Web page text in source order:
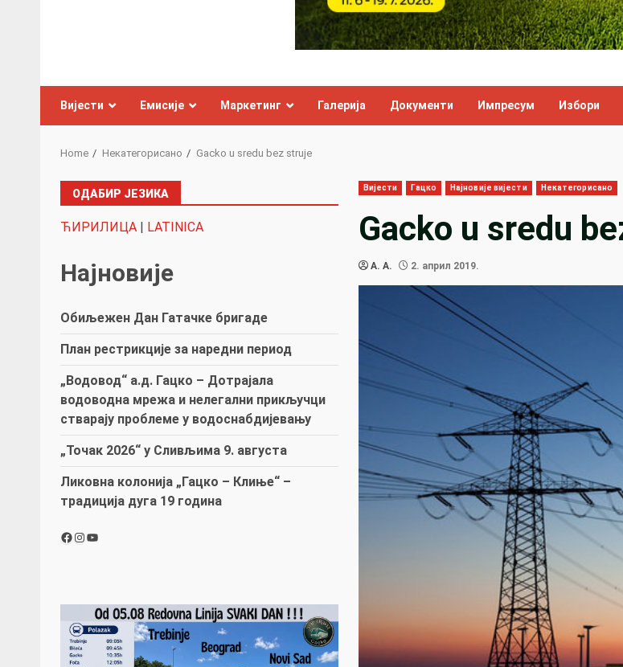
Вијести Емисије Маркетинг Галерија Документи Импресум Избори
Home Некатегорисано Gacko u sredu bez struje
Вијести Гацко Најновије вијести Некатегорисано
Gacko u sredu
A. A. 2. април 2019.
ОДАБИР ЈЕЗИКА
ЋИРИЛИЦА | LATINICA
Најновије
Обиљежен Дан Гатачке бригаде
План рестрикције за наредни период
„Водовод“ а.д. Гацко – Дотрајала
водоводна мрежа и нелегални прикључци
стварају проблеме у водоснабдијевању
„Точак 2026“ у Сливљима 9. августа
Ликовна колонија „Гацко – Клиње“ –
традиција дуга 19 година
Facebook
Instagram
YouTube